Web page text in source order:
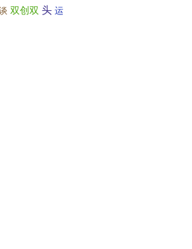
双创双 头 运